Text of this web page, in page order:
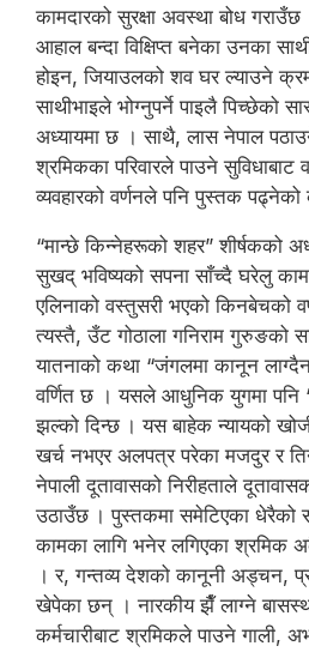
कामदारको सुरक्षा अवस्था बोध
आहाल बन्दा विक्षिप्त बनेका उनका
होइन, जियाउलको शव घर ल्याउने
साथीभाइले भोग्नुपर्ने पाइलै पिच्छेको
अध्यायमा छ । साथै, लास नेपाल
श्रमिकका परिवारले पाउने सुविधाबाट
व्यवहारको वर्णनले पनि पुस्तक पढ्नेको
“मान्छे किन्नेहरूको शहर” शीर्षकको
सुखद् भविष्यको सपना साँच्दै घरेलु
एलिनाको वस्तुसरी भएको किनबेचको
त्यस्तै, उँट गोठाला गनिराम गुरुङको
यातनाको कथा “जंगलमा कानून
वर्णित छ । यसले आधुनिक युगमा पनि
झल्को दिन्छ । यस बाहेक न्यायको
खर्च नभएर अलपत्र परेका मजदुर र
नेपाली दूतावासको निरीहताले
उठाउँछ । पुस्तकमा समेटिएका धेरैको
कामका लागि भनेर लगिएका श्रमिक
। र, गन्तव्य देशको कानूनी अड्चन,
खेपेका छन् । नारकीय झैँ लाग्ने
कर्मचारीबाट श्रमिकले पाउने गाली,